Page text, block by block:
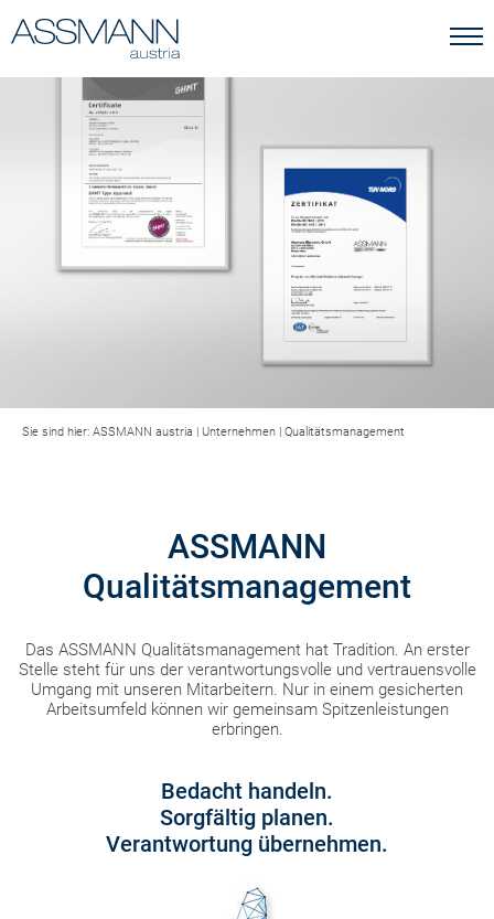
Sie sind hier: ASSMANN austria | Unternehmen | Qualitätsmanagement
ASSMANN
Qualitätsmanagement
Das ASSMANN Qualitätsmanagement hat Tradition. An erster
Stelle steht für uns der verantwortungsvolle und vertrauensvolle
Umgang mit unseren Mitarbeitern. Nur in einem gesicherten
Arbeitsumfeld können wir gemeinsam Spitzenleistungen
erbringen.
Bedacht handeln.
Sorgfältig planen.
Verantwortung übernehmen.